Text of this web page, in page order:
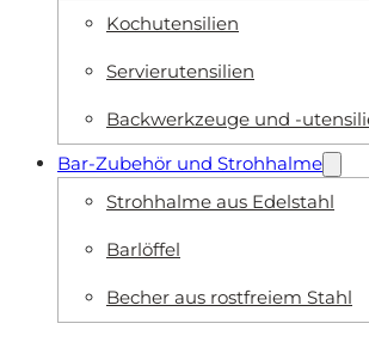
Kochutensilien
Servierutensilien
Backwerkzeuge und -
Bar-Zubehör und Strohhalme
Strohhalme aus Edelstahl
Barlöffel
Becher aus rostfreiem Stahl